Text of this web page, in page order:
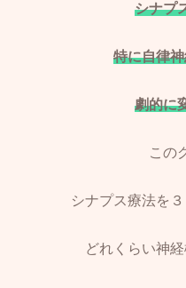
シナプ
特に自律
劇的に
この
シナプス療法を
どれくらい神